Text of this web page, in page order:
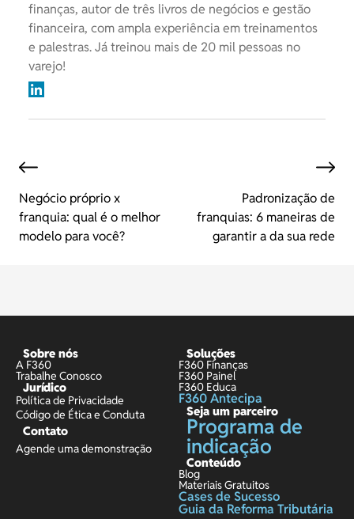
finanças, autor de três livros de negócios e gestão
financeira, com ampla experiência em treinamentos
e palestras. Já treinou mais de 20 mil pessoas no
varejo!
Negócio próprio x
franquia: qual é o melhor
modelo para você?
Padronização de
franquias: 6 maneiras de
garantir a da sua rede
Sobre nós
A F360
Trabalhe Conosco
Jurídico
Política de Privacidade
Código de Ética e Conduta
Contato
Agende uma demonstração
Soluções
F360 Finanças
F360 Painel
F360 Educa
F360 Antecipa
Seja um parceiro
Programa de
indicação
Conteúdo
Blog
Materiais Gratuitos
Cases de Sucesso
Guia da Reforma Tributária